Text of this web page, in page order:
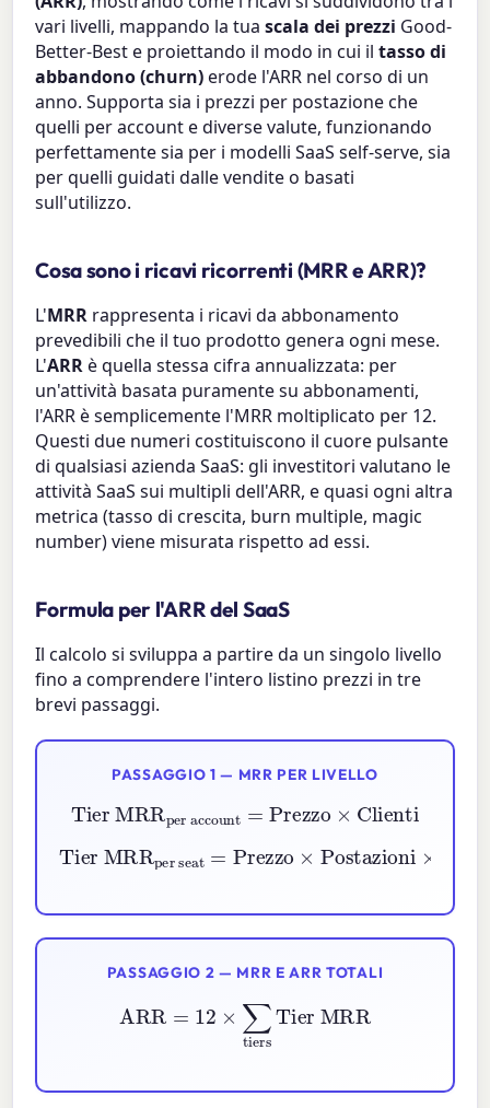
vari livelli, mappando la tuascala dei prezzi Good-
Better-Best e proiettando il modo in cui iltasso di
abbandono (churn)erode l'ARR nel corso di un
anno. Supporta sia i prezzi per postazione che
quelli per account e diverse valute, funzionando
perfettamente sia per i modelli SaaS self-serve, sia
per quelli guidati dalle vendite o basati
sull'utilizzo.
Cosa sono i ricavi ricorrenti (MRR e ARR)?
L'MRR rappresenta i ricavi da abbonamento
prevedibili che il tuo prodotto genera ogni mese.
L'ARRè quella stessa cifra annualizzata: per
un'attività basata puramente su abbonamenti,
l'ARR è semplicemente l'MRR moltiplicato per 12.
Questi due numeri costituiscono il cuore pulsante
di qualsiasi azienda SaaS: gli investitori valutano le
attività SaaS sui multipli dell'ARR, e quasi ogni altra
metrica (tasso di crescita, burn multiple, magic
number) viene misurata rispetto ad essi.
Formula per l'ARR del SaaS
Il calcolo si sviluppa a partire da un singolo livello
fino a comprendere l'intero listino prezzi in tre
brevi passaggi.
PASSAGGIO 1 — MRR PER LIVELLO
Tier MRRper account=Prezzo ×Clienti
Tier MRR
per seat=Prezzo ×Postazioni×Clienti
PASSAGGIO 2 — MRR E ARR TOTALI
ARR 12×∑ tiersTier MRR